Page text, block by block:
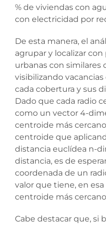
% de viviendas con
con electricidad por
De esta manera, el
agrupar y localizar con
urbanas con similares
visibilizando
cada cobertura y sus
Dado que cada radio
como un vector 4-
centroide más
centroide que
distancia euclídea n-
distancia, es de
coordenada de un
valor que tiene, en
centroide más
Cabe destacar que, si